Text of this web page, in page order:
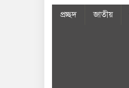
প্রচ্ছদ জাতীয়